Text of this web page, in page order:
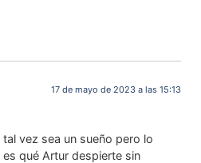
17 de mayo de 2023 a las 15:13
vez sea un sueño pero lo
qué Artur despierte sin